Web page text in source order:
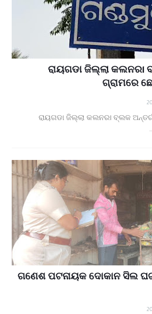
ରାୟଗଡା ଜିଲ୍ଲା କଲନରl
ଗ୍ରାମରେ
ରାୟଗଡା ଜିଲ୍ଲା କଲନରl ବ୍ଲକ
ଗଣେଶ ପଟନାୟକ ଦୋକାନ ସିଲ